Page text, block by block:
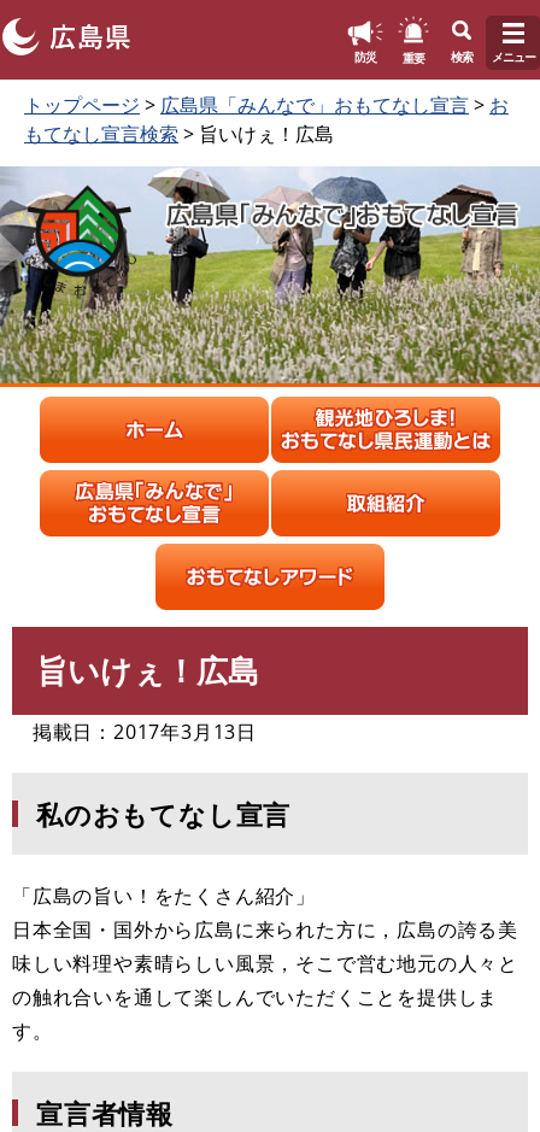
ペ
の
先
頭
で
す
。
本
読
む
防災 重要 検索 メニュー
トップページ > 広島県「みんなで」おもてなし宣言> お
もてなし宣言検索 > 旨いけぇ！広島
旨いけぇ！広島
掲載日：2017年3月13日
私のおもてなし宣言
「広島の旨い！をたくさん紹介」
日本全国・国外から広島に来られた方に，広島の誇る美
味しい料理や素晴らしい風景，そこで営む地元の人々と
の触れ合いを通して楽しんでいただくことを提供しま
す。
宣言者情報